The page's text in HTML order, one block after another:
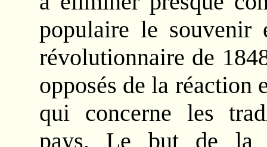
populaire le souvenir
révolutionnaire de
opposés de la réaction
qui concerne les
pays. Le but de la